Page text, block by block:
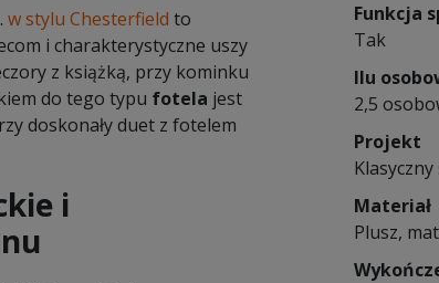
w stylu Chesterfield to
i charakterystyczne uszy
z książką, przy kominku
do tego typu fotela jest
doskonały duet z fotelem
i
Funkcja
Tak
Ilu
2,5
Projekt
Materiał
Plusz,